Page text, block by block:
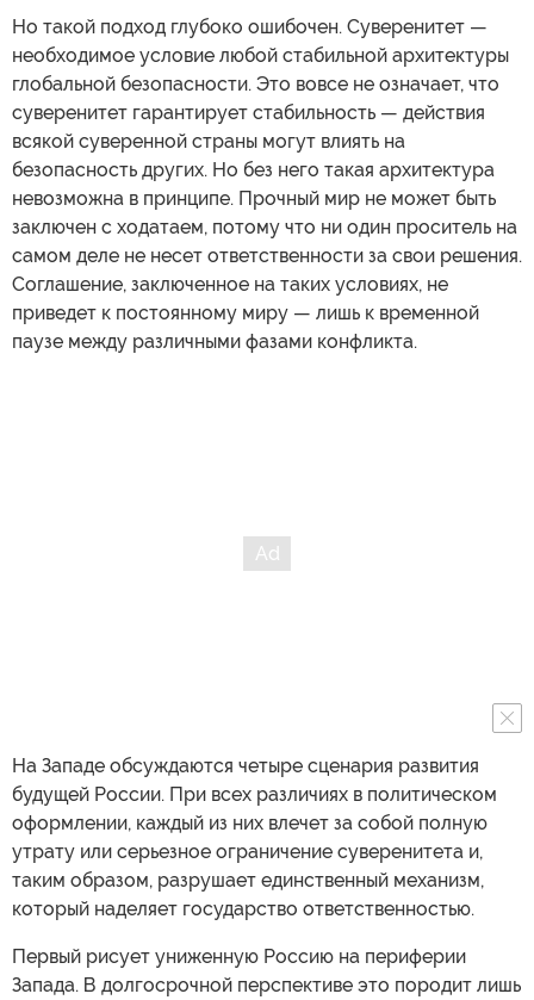
Но такой подход глубоко ошибочен. Суверенитет —
необходимое условие любой стабильной архитектуры
глобальной безопасности. Это вовсе не означает, что
суверенитет гарантирует стабильность — действия
всякой суверенной страны могут влиять на
безопасность других. Но без него такая архитектура
невозможна в принципе. Прочный мир не может быть
заключен с ходатаем, потому что ни один проситель на
самом деле не несет ответственности за свои решения.
Соглашение, заключенное на таких условиях, не
приведет к постоянному миру — лишь к временной
паузе между различными фазами конфликта.
На Западе обсуждаются четыре сценария развития
будущей России. При всех различиях в политическом
оформлении, каждый из них влечет за собой полную
утрату или серьезное ограничение суверенитета и,
таким образом, разрушает единственный механизм,
который наделяет государство ответственностью.
Первый рисует униженную Россию на периферии
Запада. В долгосрочной перспективе это породит лишь